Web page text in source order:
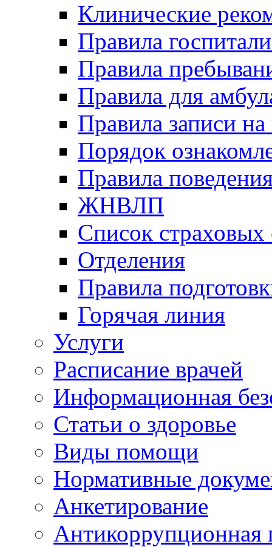
Клинические
Правила
Правила
Правила для
Правила записи
Порядок
Правила
ЖНВЛП
Список страховых
Отделения
Правила
Горячая линия
Услуги
Расписание врачей
Информационная
Статьи о здоровье
Виды помощи
Нормативные
Анкетирование
Антикоррупционная